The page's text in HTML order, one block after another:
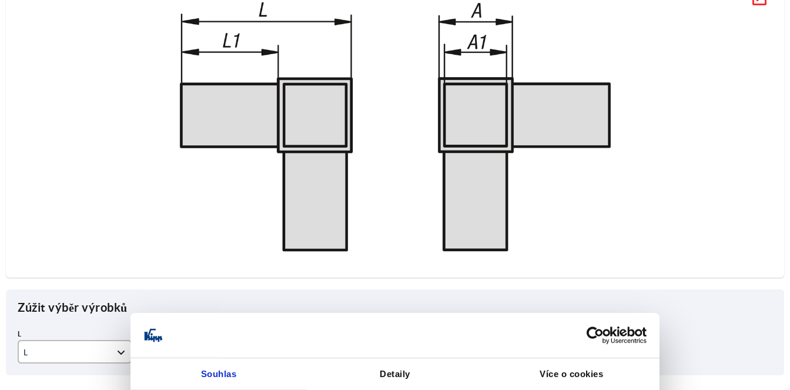
Souhlas Detaily Více o cookies
Zúžit výběr výrobků
L